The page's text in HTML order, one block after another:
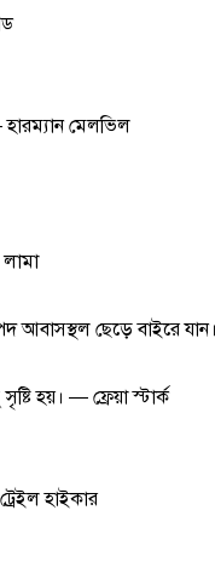
হারম্যান মেলভিল
ছেড়ে বাইরে
হয়। — ফ্রেয়া স্টার্ক
হাইকার